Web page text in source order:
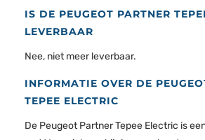
IS DE PEUGEOT PARTNER
LEVERBAAR
Nee, niet meer leverbaar.
INFORMATIE OVER DE
TEPEE ELECTRIC
De Peugeot Partner Tepee Electric is